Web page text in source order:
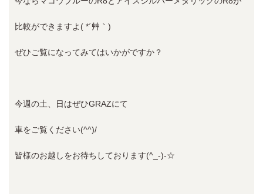
比較ができますよ( *´艸｀)
ぜひご覧になってみてはいかがですか？
今週の土、日はぜひGRAZにて
車をご覧ください(^^)/
皆様のお越しをお待ちしております(^_-)-☆